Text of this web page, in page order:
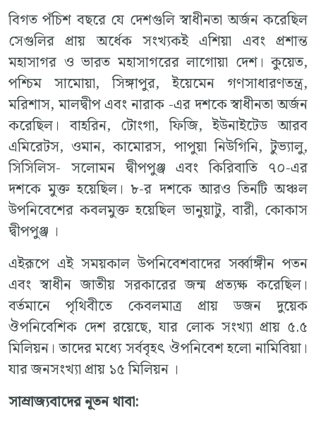
বিগত পঁচিশ বছরে যে দেশগুলি স্বাধীনতা অর্জন করেছিল
সেগুলির প্রায় অর্ধেক সংখ্যকই এশিয়া এবং প্রশান্ত
মহাসাগর ও ভারত মহাসাগরের লাগোয়া দেশ। কুয়েত,
পশ্চিম সামোয়া, সিঙ্গাপুর, ইয়েমেন গণসাধারণতন্ত্র,
মরিশাস, মালদ্বীপ এবং নারাক -এর দশকে স্বাধীনতা অর্জন
করেছিল। বাহরিন, টোংগা, ফিজি, ইউনাইটেড আরব
এমিরেটস, ওমান, কামোরস, পাপুয়া নিউগিনি, টুভ্যালু,
সিসিলিস- সলোমন দ্বীপপুঞ্জ এবং কিরিবাতি ৭০-এর
দশকে মুক্ত হয়েছিল। ৮-র দশকে আরও তিনটি অঞ্চল
উপনিবেশের কবলমুক্ত হয়েছিল ভানুয়াটু, বারী, কোকাস
দ্বীপপুঞ্জ ।
এইরূপে এই সময়কাল উপনিবেশবাদের সর্ব্বাঙ্গীন পতন
এবং স্বাধীন জাতীয় সরকারের জন্ম প্রত্যক্ষ করেছিল।
বর্তমানে পৃথিবীতে কেবলমাত্র প্রায় ডজন দুয়েক
ঔপনিবেশিক দেশ রয়েছে, যার লোক সংখ্যা প্রায় ৫.৫
মিলিয়ন। তাদের মধ্যে সর্ববৃহৎ ঔপনিবেশ হলো নামিবিয়া।
যার জনসংখ্যা প্রায় ১৫ মিলিয়ন ।
সাম্রাজ্যবাদেরনূতনথাবা: